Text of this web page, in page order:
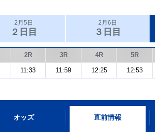
2月5日
２日目
2月6日
３日目
2R 3R 4R 5R
11:33 11:59 12:25 12:53
オッズ 直前情報